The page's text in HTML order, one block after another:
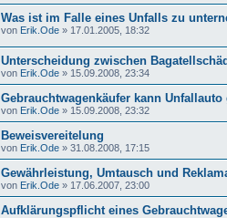
Was ist im Falle eines Unfalls zu
von Erik.Ode » 17.01.2005, 18:32
Unterscheidung zwischen
von Erik.Ode » 15.09.2008, 23:34
Gebrauchtwagenkäufer kann
von Erik.Ode » 15.09.2008, 23:32
Beweisvereitelung
von Erik.Ode » 31.08.2008, 17:15
Gewährleistung, Umtausch und
von Erik.Ode » 17.06.2007, 23:00
Aufklärungspflicht eines